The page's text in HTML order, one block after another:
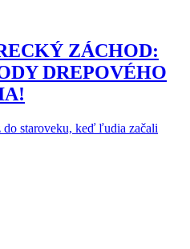
ZÁCHOD:
DREPOVÉHO
do staroveku, keď ľudia začali